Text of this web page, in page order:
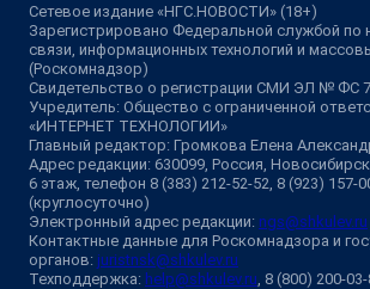
Сетевое издание «НГС.НОВОСТИ» (18+)
Зарегистрировано Федеральной службой по
связи, информационных технологий и
(Роскомнадзор)
Свидетельство о регистрации СМИ ЭЛ № ФС
Учредитель: Общество с ограниченной
«ИНТЕРНЕТ ТЕХНОЛОГИИ»
Главный редактор: Громкова Елена
Адрес редакции: 630099, Россия,
6 этаж, телефон 8 (383) 212-52-52, 8 (923) 157-
(круглосуточно)
Электронный адрес редакции: ngs@shkulev.ru
Контактные данные для Роскомнадзора и
органов: juristnsk@shkulev.ru
Техподдержка: help@shkulev.ru , 8 (800) 200-